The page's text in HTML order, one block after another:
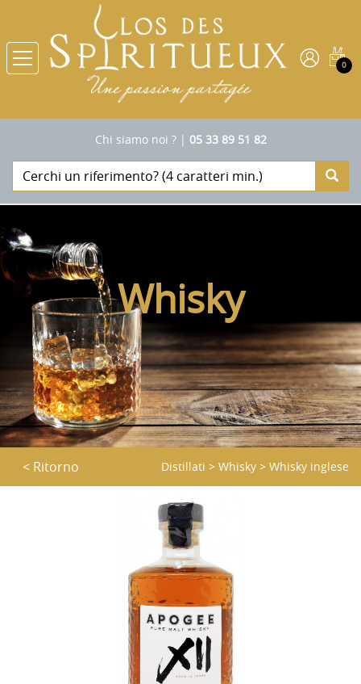
0
Chi siamo noi ?| 05 33 89 51 82
Whisky
< Ritorno Distillati > Whisky > Whisky inglese